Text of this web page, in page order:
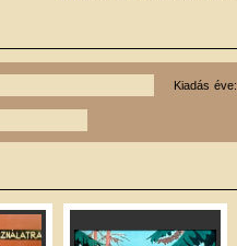
Kiadás éve: